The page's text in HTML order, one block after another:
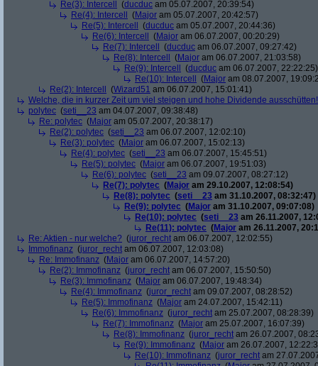
Re(3): Intercell
(ducduc am 05.07.2007, 20:39:54)
Re(4): Intercell
(Major am 05.07.2007, 20:42:57)
Re(5): Intercell
(ducduc am 05.07.2007, 20:44:36)
Re(6): Intercell
(Major am 06.07.2007, 00:20:29)
Re(7): Intercell
(ducduc am 06.07.2007, 09:27:42)
Re(8): Intercell
(Major am 06.07.2007, 21:03:58)
Re(9): Intercell
(ducduc am 06.07.2007, 22:22:25)
Re(10): Intercell
(Major am 08.07.2007,
Re(2): Intercell
(Wizard51 am 06.07.2007, 15:01:41)
Welche, die in kurzer Zeit um viel steigen und hohe Dividende
polytec (seti__23 am 04.07.2007, 09:38:48)
Re: polytec (Major am 05.07.2007, 20:38:17)
Re(2): polytec (seti__23 am 06.07.2007, 12:02:10)
Re(3): polytec (Major am 06.07.2007, 15:02:13)
Re(4): polytec (seti__23 am 06.07.2007, 15:45:51)
Re(5): polytec (Major am 06.07.2007, 19:51:03)
Re(6): polytec (seti__23 am 09.07.2007, 08:27:12)
Re(7): polytec (Major am 29.10.2007, 12:08:54)
Re(8): polytec (seti__23 am 31.10.2007, 08:32:47)
Re(9): polytec (Major am 31.10.2007, 09:07:08)
Re(10): polytec (seti__23 am 26.11.2007,
Re(11): polytec (Major am 26.11.2007,
Re: Aktien - nur welche? (juror_recht am 06.07.2007, 12:02:55)
Immofinanz (juror_recht am 06.07.2007, 12:03:08)
Re: Immofinanz (Major am 06.07.2007, 14:57:20)
Re(2): Immofinanz (juror_recht am 06.07.2007, 15:50:50)
Re(3): Immofinanz (Major am 06.07.2007, 19:48:34)
Re(4): Immofinanz (juror_recht am 09.07.2007, 08:28:52)
Re(5): Immofinanz (Major am 24.07.2007, 15:42:11)
Re(6): Immofinanz (juror_recht am 25.07.2007, 08:28:39)
Re(7): Immofinanz (Major am 25.07.2007, 16:07:39)
Re(8): Immofinanz (juror_recht am 26.07.2007,
Re(9): Immofinanz (Major am 26.07.2007,
Re(10): Immofinanz (juror_recht am